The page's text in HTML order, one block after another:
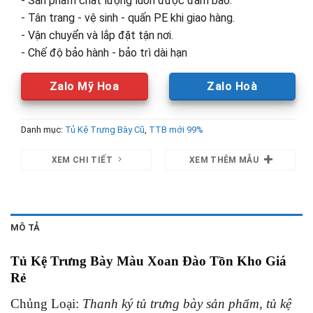
- Tân trang - vệ sinh - quấn PE khi giao hàng.
- Vận chuyển và lắp đặt tận nơi.
- Chế độ bảo hành - bảo trì dài hạn
Zalo Mỹ Hoa Zalo Hoà
Danh mục: Tủ Kệ Trưng Bày Cũ, TTB mới 99%
XEM CHI TIẾT XEM THÊM MẪU
MÔ TẢ
Tủ Kệ Trưng Bày Màu Xoan Đào Tồn Kho Giá
Rẻ
Chủng Loại: Thanh ký tủ trưng bày sản phẩm, tủ kệ